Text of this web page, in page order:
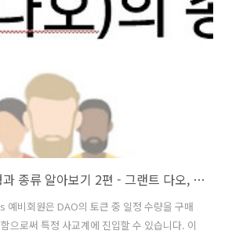
(DAOs) 다오의 유형과 종류 알아보기 2편 - 그랜트 다오, 컬렉터 다오, 소셜 다오
예비회원은 DAO의 토큰 중 일정 수량을 구매
으로써 특정 사교계에 진입할 수 있습니다. 이